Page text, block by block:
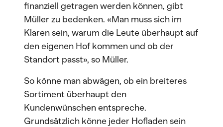
finanziell getragen werden können, gibt
Müller zu bedenken. «Man muss sich im
Klaren sein, warum die Leute überhaupt auf
den eigenen Hof kommen und ob der
Standort passt», so Müller.
So könne man abwägen, ob ein breiteres
Sortiment überhaupt den
Kundenwünschen entspreche.
Grundsätzlich könne jeder Hofladen sein